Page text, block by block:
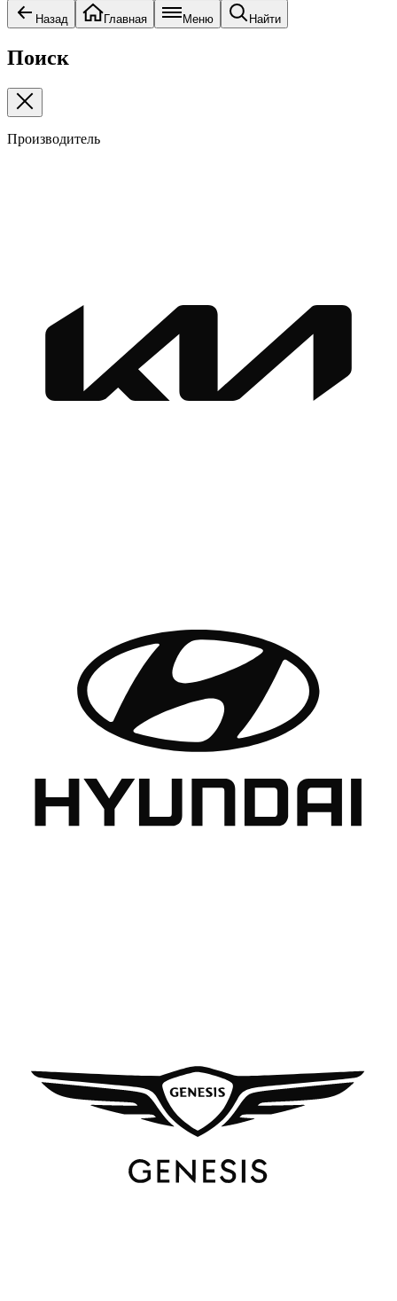
Назад Главная Меню Найти
Поиск
Производитель